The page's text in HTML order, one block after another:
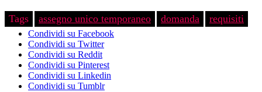
Tags assegno unico temporaneo domanda requisiti
Condividi su Facebook
Condividi su Twitter
Condividi su Reddit
Condividi su Pinterest
Condividi su Linkedin
Condividi su Tumblr